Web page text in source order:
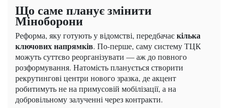
Що саме планує змінити
Міноборони
Реформа, яку готують у відомстві, передбачаєкілька
ключових напрямків. По-перше, саму систему ТЦК
можуть суттєво реорганізувати — аж до повного
розформування. Натомість планується створити
рекрутингові центри нового зразка, де акцент
робитимуть не на примусовій мобілізації, а на
добровільному залученні через контракти.